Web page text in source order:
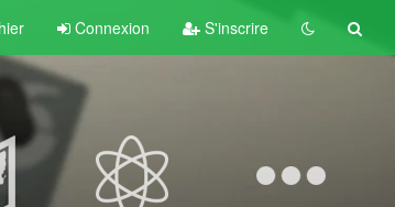
Connexion S'inscrire